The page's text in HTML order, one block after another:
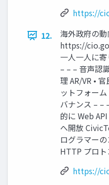
https://
12.
海外政府の動
https://
一人一人に
– – – 音声認
理 AR/VR •
ットフォー
バナンス – –
的に Web
へ開放
ログラマー
HTTP プロ
https://